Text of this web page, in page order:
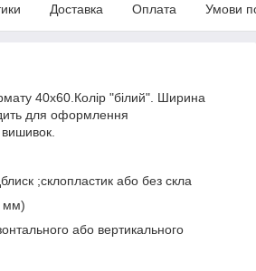
Доставка Оплата Умови
40х60.Колір "білий". Ширина
для оформлення
;склопластик або без скла
мм)
або вертикального